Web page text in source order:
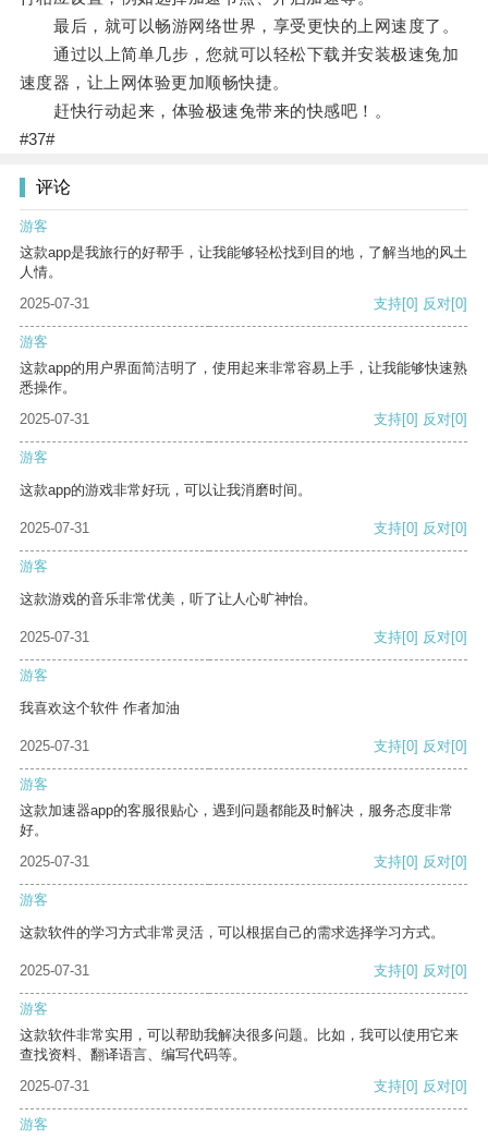
最后，就可以畅游网络世界，享受更快的上网速度了。
通过以上简单几步，您就可以轻松下载并安装极速兔加
速度器，让上网体验更加顺畅快捷。
赶快行动起来，体验极速兔带来的快感吧！。
#37#
评论
游客
这款app是我旅行的好帮手，让我能够轻松找到目的地，了解当地的风土
人情。
2025-07-31
支持[0] 反对[0]
游客
这款app的用户界面简洁明了，使用起来非常容易上手，让我能够快速熟
悉操作。
2025-07-31
支持[0] 反对[0]
游客
这款app的游戏非常好玩，可以让我消磨时间。
2025-07-31 支持[0] 反对[0]
游客
这款游戏的音乐非常优美，听了让人心旷神怡。
2025-07-31 支持[0] 反对[0]
游客
我喜欢这个软件 作者加油
2025-07-31 支持[0] 反对[0]
游客
这款加速器app的客服很贴心，遇到问题都能及时解决，服务态度非常
好。
2025-07-31
支持[0] 反对[0]
游客
这款软件的学习方式非常灵活，可以根据自己的需求选择学习方式。
2025-07-31 支持[0] 反对[0]
游客
这款软件非常实用，可以帮助我解决很多问题。比如，我可以使用它来
查找资料、翻译语言、编写代码等。
2025-07-31
支持[0] 反对[0]
游客